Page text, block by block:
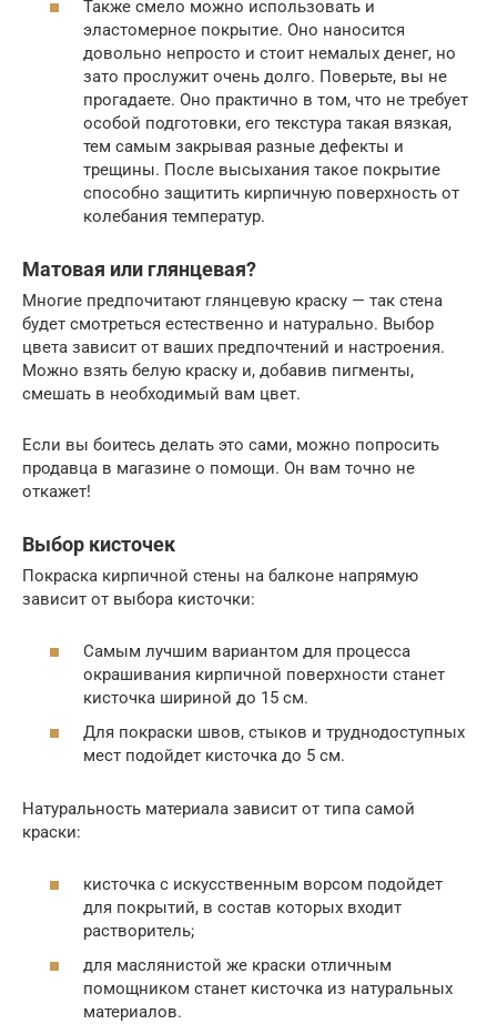
Также смело можно использовать и
эластомерное покрытие. Оно наносится
довольно непросто и стоит немалых денег, но
зато прослужит очень долго. Поверьте, вы не
прогадаете. Оно практично в том, что не требует
особой подготовки, его текстура такая вязкая,
тем самым закрывая разные дефекты и
трещины. После высыхания такое покрытие
способно защитить кирпичную поверхность от
колебания температур.
Матовая или глянцевая?
Многие предпочитают глянцевую краску — так стена
будет смотреться естественно и натурально. Выбор
цвета зависит от ваших предпочтений и настроения.
Можно взять белую краску и, добавив пигменты,
смешать в необходимый вам цвет.
Если вы боитесь делать это сами, можно попросить
продавца в магазине о помощи. Он вам точно не
откажет!
Выбор кисточек
Покраска кирпичной стены на балконе напрямую
зависит от выбора кисточки:
Самым лучшим вариантом для процесса
окрашивания кирпичной поверхности станет
кисточка шириной до 15 см.
Для покраски швов, стыков и труднодоступных
мест подойдет кисточка до 5 см.
Натуральность материала зависит от типа самой
краски:
кисточка с искусственным ворсом подойдет
для покрытий, в состав которых входит
растворитель;
для маслянистой же краски отличным
помощником станет кисточка из натуральных
материалов.